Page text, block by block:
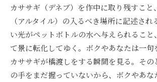
カササギ（デネブ）を作中に取り残すこと
（アルタイル）の入るべき場所に記述さ
い光がペットボトルの水へ与えられること
て景に転化してゆく。ボクやあなたは一句
カササギが橋渡しをする瞬間を見る。その
の手をまだ握っていないから、ボクやあな